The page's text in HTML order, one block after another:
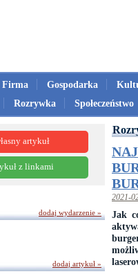
Firma Gospodarka
Rozrywka Społeczeństwo
2021-
Jak
artykuł
z linkami
dodaj wydarzenie »
dodaj artykuł »